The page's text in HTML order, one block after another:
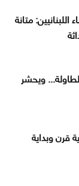
اللبنانيين: متانة
ويحشر
قرن وبداية